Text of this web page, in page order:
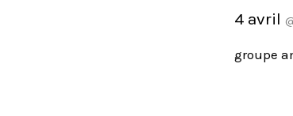
4 avril
groupe